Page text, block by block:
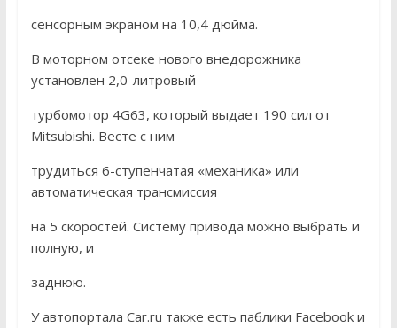
сенсорным экраном на 10,4 дюйма.
В моторном отсеке нового внедорожника
установлен 2,0-литровый
турбомотор 4G63, который выдает 190 сил от
Mitsubishi. Весте с ним
трудиться 6-ступенчатая «механика» или
автоматическая трансмиссия
на 5 скоростей. Систему привода можно выбрать и
полную, и
заднюю.
У автопортала Car.ru также есть паблики Facebook и